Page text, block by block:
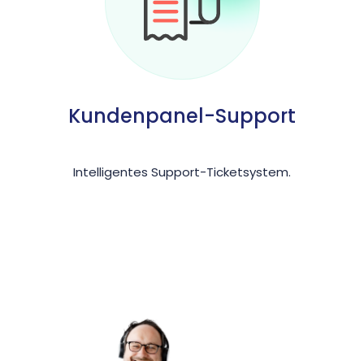
Kundenpanel-Support
Intelligentes Support-Ticketsystem.